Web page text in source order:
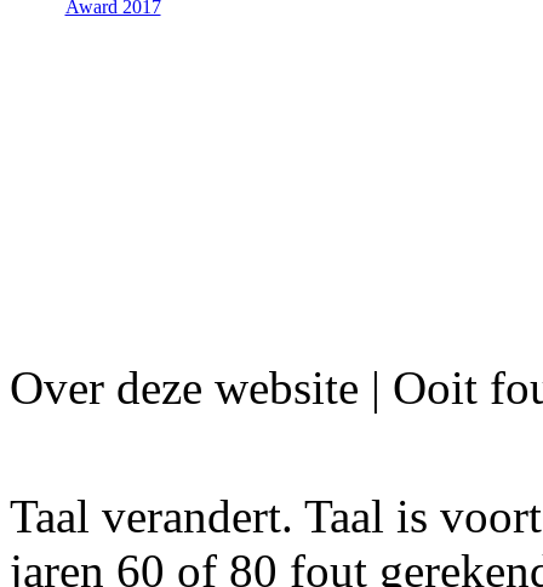
Over deze website | Ooit
Taal verandert. Taal is
jaren 60 of 80 fout